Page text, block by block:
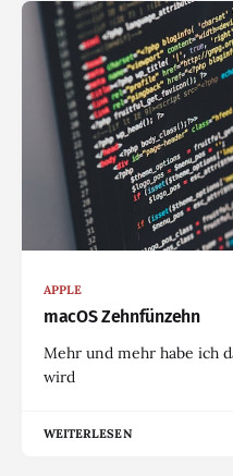
APPLE
macOS Zehnfünzehn
Mehr und mehr habe ich
wird
WEITERLESEN